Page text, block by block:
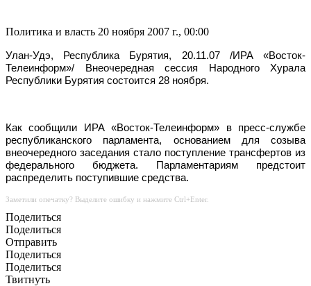
Политика и власть 20 ноября 2007 г., 00:00
Улан-Удэ, Республика Бурятия, 20.11.07 /ИРА «Восток-
Телеинформ»/ Внеочередная сессия Народного Хурала
Республики Бурятия состоится 28 ноября.
Как сообщили ИРА «Восток-Телеинформ» в пресс-службе
республиканского парламента, основанием для созыва
внеочередного заседания стало поступление трансфертов из
федерального бюджета. Парламентариям предстоит
распределить поступившие средства.
Заметили опечатку? Выделите ошибку и нажмите Ctrl+Enter.
Поделиться
Поделиться
Отправить
Поделиться
Поделиться
Твитнуть